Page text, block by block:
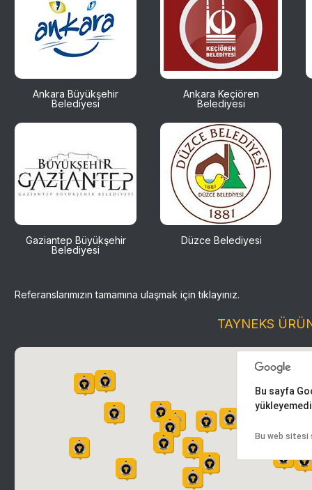
Ankara Büyükşehir
Belediyesi
Ankara Keçiören
Belediyesi
Gaziantep Büyükşehir
Belediyesi
Düzce Belediyesi
Referanslarımızın tamamına ulaşmak için tıklayınız.
TAYNEKS
Bu sayfa
Bu web sitesi